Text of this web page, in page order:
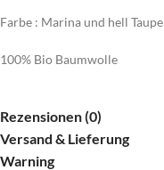
Farbe : Marina und hell Taupe
100% Bio Baumwolle
Rezensionen (0)
Versand & Lieferung
Warning